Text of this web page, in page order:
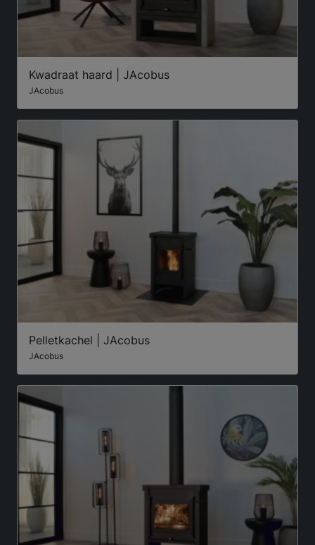
Kwadraat haard | JAcobus
JAcobus
Pelletkachel | JAcobus
JAcobus